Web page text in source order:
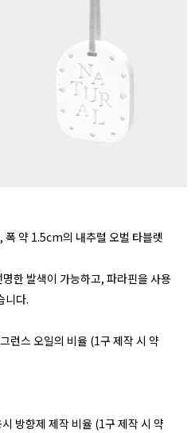
약 1.5cm의 내추럴 오벌 타블렛
한 발색이 가능하고, 파라핀을 사용
니다.
런스 오일의 비율 (1구 제작 시 약
방향제 제작 비율 (1구 제작 시 약